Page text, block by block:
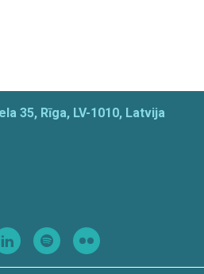
35, Rīga, LV-1010, Latvija